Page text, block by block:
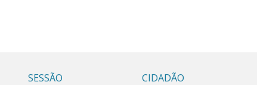
SESSÃO CIDADÃO